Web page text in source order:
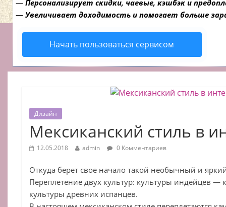
— Персонализирует скидки, чаевые, кэшбэк и
— Увеличивает доходимость и помогает больше
Начать пользоваться сервисом
Дизайн
Мексиканский стиль в
12.05.2018 admin 0 Комментариев
Откуда берет свое начало такой необычный и
Переплетение двух культур: культуры индейцев —
культуры древних испанцев.